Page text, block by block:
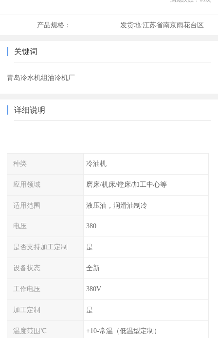
产品规格： 发货地:江苏省南京雨花台区
关键词
青岛冷水机组油冷机厂
详细说明
种类 冷油机
应用领域 磨床/机床/镗床/加工中心等
适用范围 液压油，润滑油制冷
电压 380
是否支持加工定制 是
设备状态 全新
工作电压 380V
加工定制 是
温度范围℃ +10-常温（低温型定制）